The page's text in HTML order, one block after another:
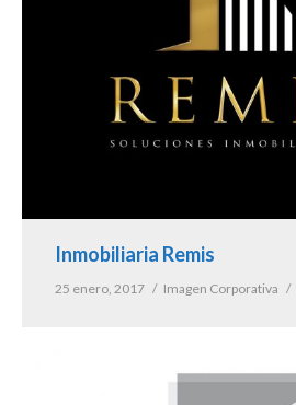
Inmobiliaria Remis
25 enero, 2017 Imagen Corporativa